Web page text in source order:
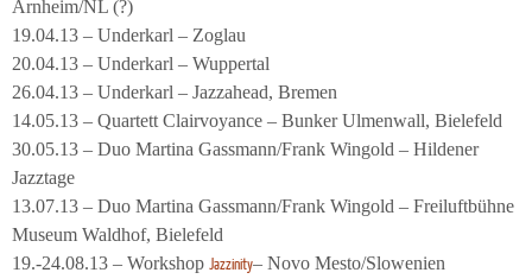
Arnheim/NL (?)
19.04.13 – Underkarl – Zoglau
20.04.13 – Underkarl – Wuppertal
26.04.13 – Underkarl – Jazzahead, Bremen
14.05.13 – Quartett Clairvoyance – Bunker Ulmenwall, Bielefeld
30.05.13 – Duo Martina Gassmann/Frank Wingold – Hildener
Jazztage
13.07.13 – Duo Martina Gassmann/Frank Wingold – Freiluftbühne
Museum Waldhof, Bielefeld
19.-24.08.13 – Workshop Jazzinity– Novo Mesto/Slowenien